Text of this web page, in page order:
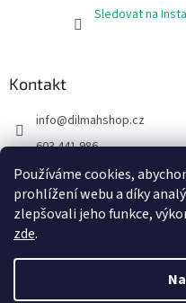
Používáme cookies,
prohlížení webu a díky
zlepšovali jeho funkce,
zde.
Sledovat na
Kontakt
info@dilmahshop.cz
603 441 986
603 890 398
https://